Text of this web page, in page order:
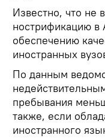
Известно, что не
нострификацию в
обеспечению
иностранных
По данным
пребывания
также, если
иностранного